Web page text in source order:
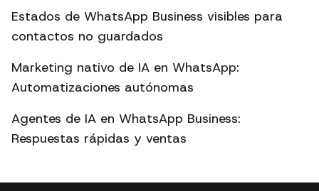
Estados de WhatsApp Business visibles para
contactos no guardados
Marketing nativo de IA en WhatsApp:
Automatizaciones autónomas
Agentes de IA en WhatsApp Business:
Respuestas rápidas y ventas